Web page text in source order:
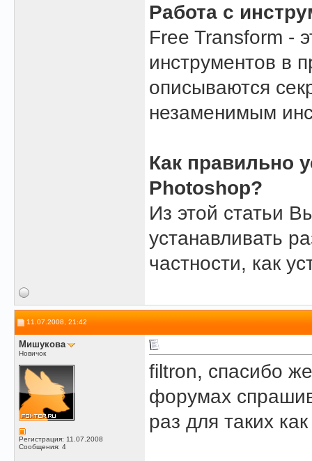
Работа с
Free Transform -
инструментов в
описываются
незаменимым
Как правильно
Photoshop?
Из этой статьи
устанавливать
частности, как
11.07.2008, 21:42
Мишукова
Новичок
Регистрация: 11.07.2008
Сообщения: 4
filtron, спасибо
форумах
раз для таких